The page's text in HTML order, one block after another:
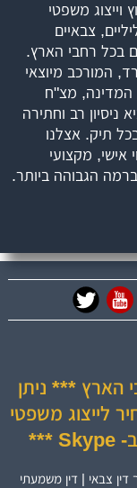
וייצוג משפטי
צבאיים
בכל רחבי הארץ.
המורכב מיוצאי
המדינה, מצ"ח
ניסיון רב וחתירה
תיק. אצלנו
אישי, מקצועי
הגבוהה ביותר.
הארץ *** ניתן
לייצוג משפטי
דין צבאי | דין משמעתי